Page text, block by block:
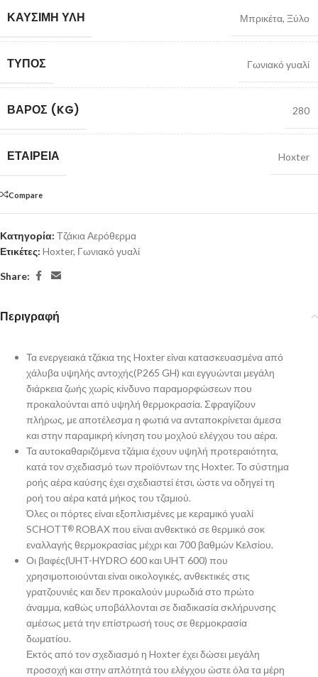
ΚΑΎΣΙΜΗ ΎΛΗ Μπρικέτα, Ξύλο
ΤΎΠΟΣ Γωνιακό γυαλί
ΒΆΡΟΣ (KG) 280
ΕΤΑΙΡΕΊΑ Hoxter
Compare
Κατηγορία: Τζάκια Αερόθερμα
Ετικέτες: Hoxter, Γωνιακό γυαλί
Share:
Περιγραφή
Τα ενεργειακά τζάκια της Hoxter είναι κατασκευασμένα από
χάλυβα υψηλής αντοχής(P265 GH) και εγγυώνται μεγάλη
διάρκεια ζωής χωρίς κίνδυνο παραμορφώσεων που
προκαλούνται από υψηλή θερμοκρασία. Σφραγίζουν
πλήρως, με αποτέλεσμα η φωτιά να ανταποκρίνεται άμεσα
και στην παραμικρή κίνηση του μοχλού ελέγχου του αέρα.
Τα αυτοκαθαριζόμενα τζάμια έχουν υψηλή προτεραιότητα,
κατά τον σχεδιασμό των προϊόντων της Hoxter. Το σύστημα
ροής αέρα καύσης έχει σχεδιαστεί έτσι, ώστε να οδηγεί τη
ροή του αέρα κατά μήκος του τζαμιού.
Όλες οι πόρτες είναι εξοπλισμένες με κεραμικό γυαλί
SCHOTT® ROBAX που είναι ανθεκτικό σε θερμικό σοκ
εναλλαγής θερμοκρασίας μέχρι και 700 βαθμών Κελσίου.
Οι βαφές(UHT-HYDRO 600 και UHT 600) που
χρησιμοποιούνται είναι οικολογικές, ανθεκτικές στις
γρατζουνιές και δεν προκαλούν μυρωδιά στο πρώτο
άναμμα, καθώς υποβάλλονται σε διαδικασία σκλήρυνσης
αμέσως μετά την επίστρωσή τους σε θερμοκρασία
δωματίου.
Εκτός από τον σχεδιασμό η Hoxter έχει δώσει μεγάλη
προσοχή και στην απλότητά του ελέγχου ώστε όλα τα μέρη